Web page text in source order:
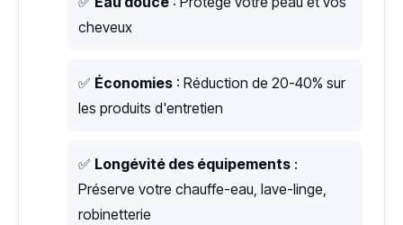
cheveux
✅ Économies : Réduction de 20-40% sur
les produits d'entretien
✅ Longévité des équipements :
Préserve votre chauffe-eau, lave-linge,
robinetterie